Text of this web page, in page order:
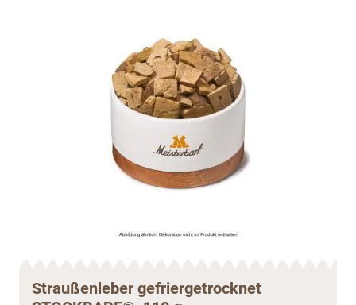
Straußenleber gefriergetrocknet